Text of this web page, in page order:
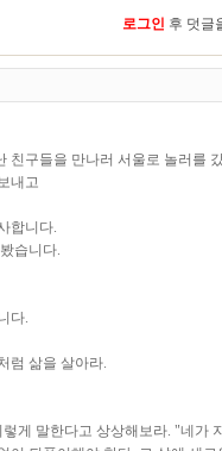
로그인 후 덧글
친구들을 만나러 서울로 놀러를
내고
합니다.
습니다.
다.
럼 삶을 살아라.
게 말한다고 상상해보라. "네가